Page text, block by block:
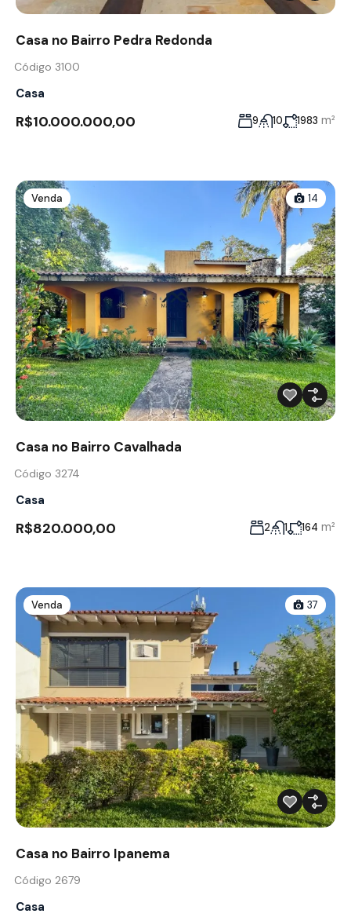
Casa no Bairro Pedra Redonda
Código 3100
Casa
R$10.000.000,00 9 10 1983 m²
Venda 14
Casa no Bairro Cavalhada
Código 3274
Casa
R$820.000,00 2 1 164 m²
Venda 37
Casa no Bairro Ipanema
Código 2679
Casa